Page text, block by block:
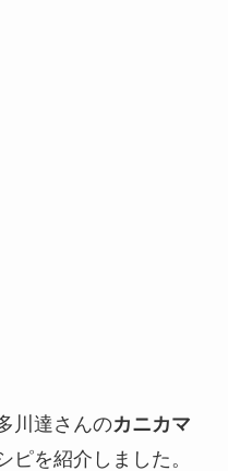
川達さんのカニカマ
ピを紹介しました。